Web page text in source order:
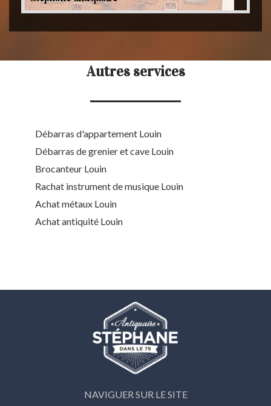
Autres services
Débarras d'appartement Louin
Débarras de grenier et cave Louin
Brocanteur Louin
Rachat instrument de musique Louin
Achat métaux Louin
Achat antiquité Louin
NAVIGUER SUR LE SITE